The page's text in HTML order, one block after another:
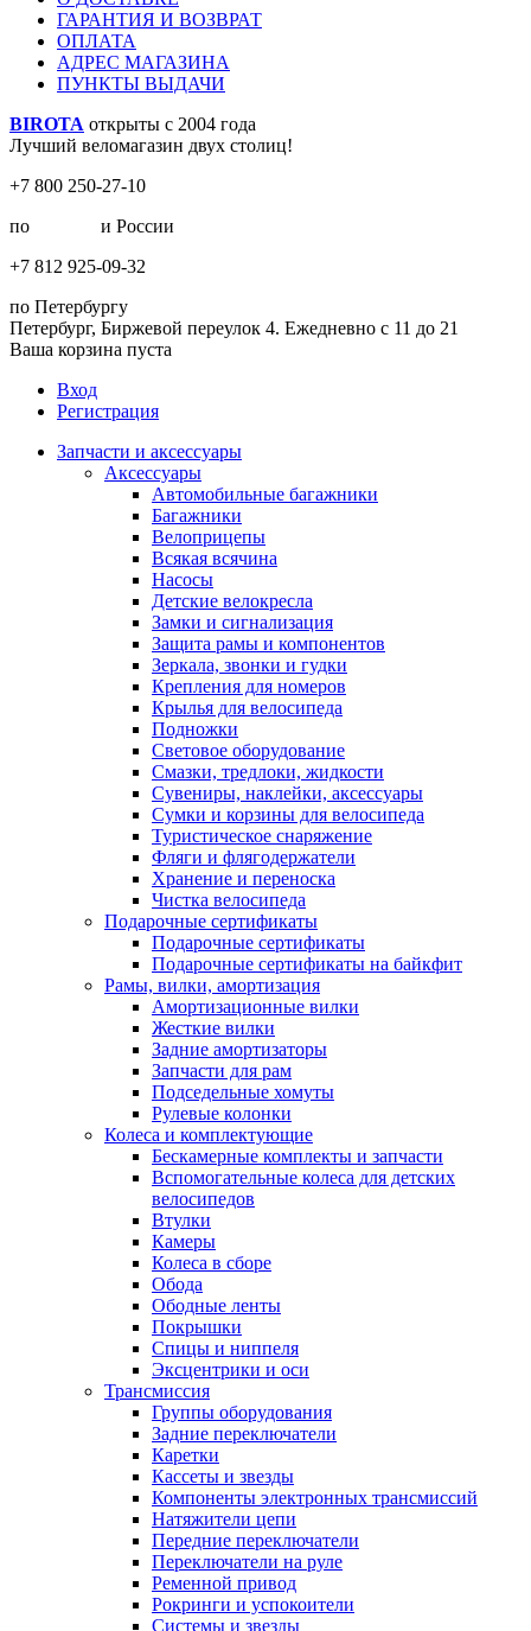
ГАРАНТИЯ И ВОЗВРАТ
ОПЛАТА
АДРЕС МАГАЗИНА
ПУНКТЫ ВЫДАЧИ
BIROTA открыты с 2004 года
Лучший веломагазин двух столиц!
+7 800 250-27-10
по
и России
+7 812 925-09-32
по Петербургу
Петербург, Биржевой переулок 4. Ежедневно с 11 до 21
Ваша корзина пуста
Вход
Регистрация
Запчасти и аксессуары
Аксессуары
Автомобильные багажники
Багажники
Велоприцепы
Всякая всячина
Насосы
Детские велокресла
Замки и сигнализация
Защита рамы и компонентов
Зеркала, звонки и гудки
Крепления для номеров
Крылья для велосипеда
Подножки
Световое оборудование
Смазки, тредлоки, жидкости
Сувениры, наклейки, аксессуары
Сумки и корзины для велосипеда
Туристическое снаряжение
Фляги и флягодержатели
Хранение и переноска
Чистка велосипеда
Подарочные сертификаты
Подарочные сертификаты
Подарочные сертификаты на байкфит
Рамы, вилки, амортизация
Амортизационные вилки
Жесткие вилки
Задние амортизаторы
Запчасти для рам
Подседельные хомуты
Рулевые колонки
Колеса и комплектующие
Бескамерные комплекты и запчасти
Вспомогательные колеса для детских
велосипедов
Втулки
Камеры
Колеса в сборе
Обода
Ободные ленты
Покрышки
Спицы и ниппеля
Эксцентрики и оси
Трансмиссия
Группы оборудования
Задние переключатели
Каретки
Кассеты и звезды
Компоненты электронных трансмиссий
Натяжители цепи
Передние переключатели
Переключатели на руле
Ременной привод
Рокринги и успокоители
Системы и звезды